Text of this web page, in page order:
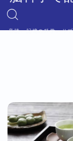
音読、記憶の科学、サ
利用規約／特定
有料記事の決済
運営者情報